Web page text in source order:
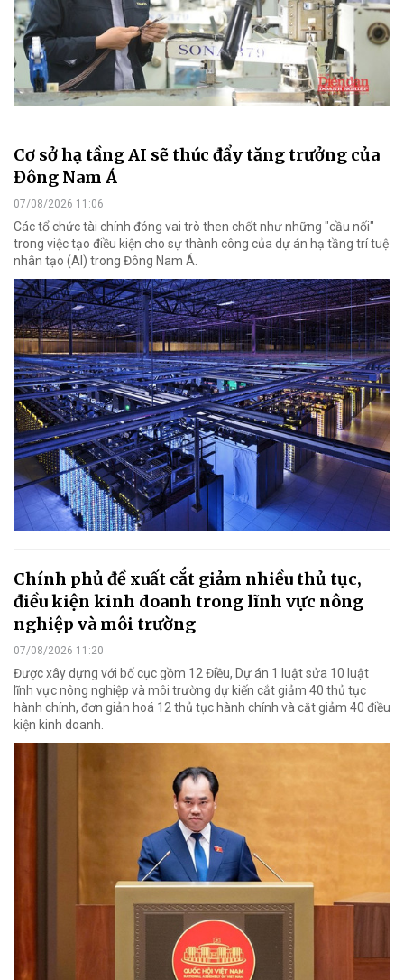
Cơ sở hạ tầng AI sẽ thúc đẩy tăng trưởng của
Đông Nam Á
07/08/2026 11:06
Các tổ chức tài chính đóng vai trò then chốt như những "cầu nối"
trong việc tạo điều kiện cho sự thành công của dự án hạ tầng trí tuệ
nhân tạo (AI) trong Đông Nam Á.
Chính phủ đề xuất cắt giảm nhiều thủ tục,
điều kiện kinh doanh trong lĩnh vực nông
nghiệp và môi trường
07/08/2026 11:20
Được xây dựng với bố cục gồm 12 Điều, Dự án 1 luật sửa 10 luật
lĩnh vực nông nghiệp và môi trường dự kiến cắt giảm 40 thủ tục
hành chính, đơn giản hoá 12 thủ tục hành chính và cắt giảm 40 điều
kiện kinh doanh.